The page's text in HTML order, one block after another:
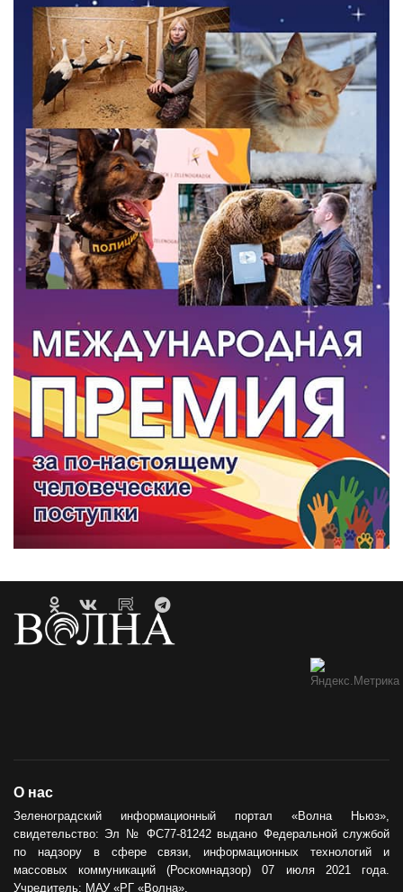
О нас
Зеленоградский информационный портал «Волна Ньюз»,
свидетельство: Эл № ФС77-81242 выдано Федеральной службой
по надзору в сфере связи, информационных технологий и
массовых коммуникаций (Роскомнадзор) 07 июля 2021 года.
Учредитель: МАУ «РГ «Волна».